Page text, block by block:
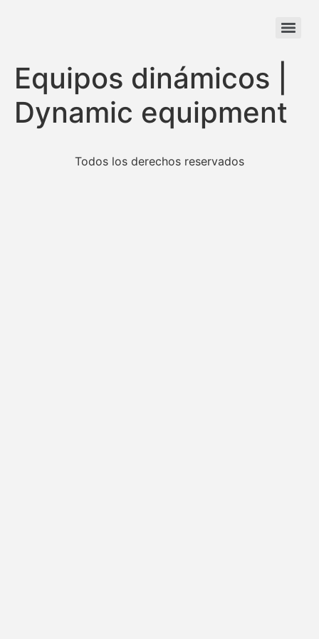
Equipos dinámicos |
Dynamic equipment
Todos los derechos reservados